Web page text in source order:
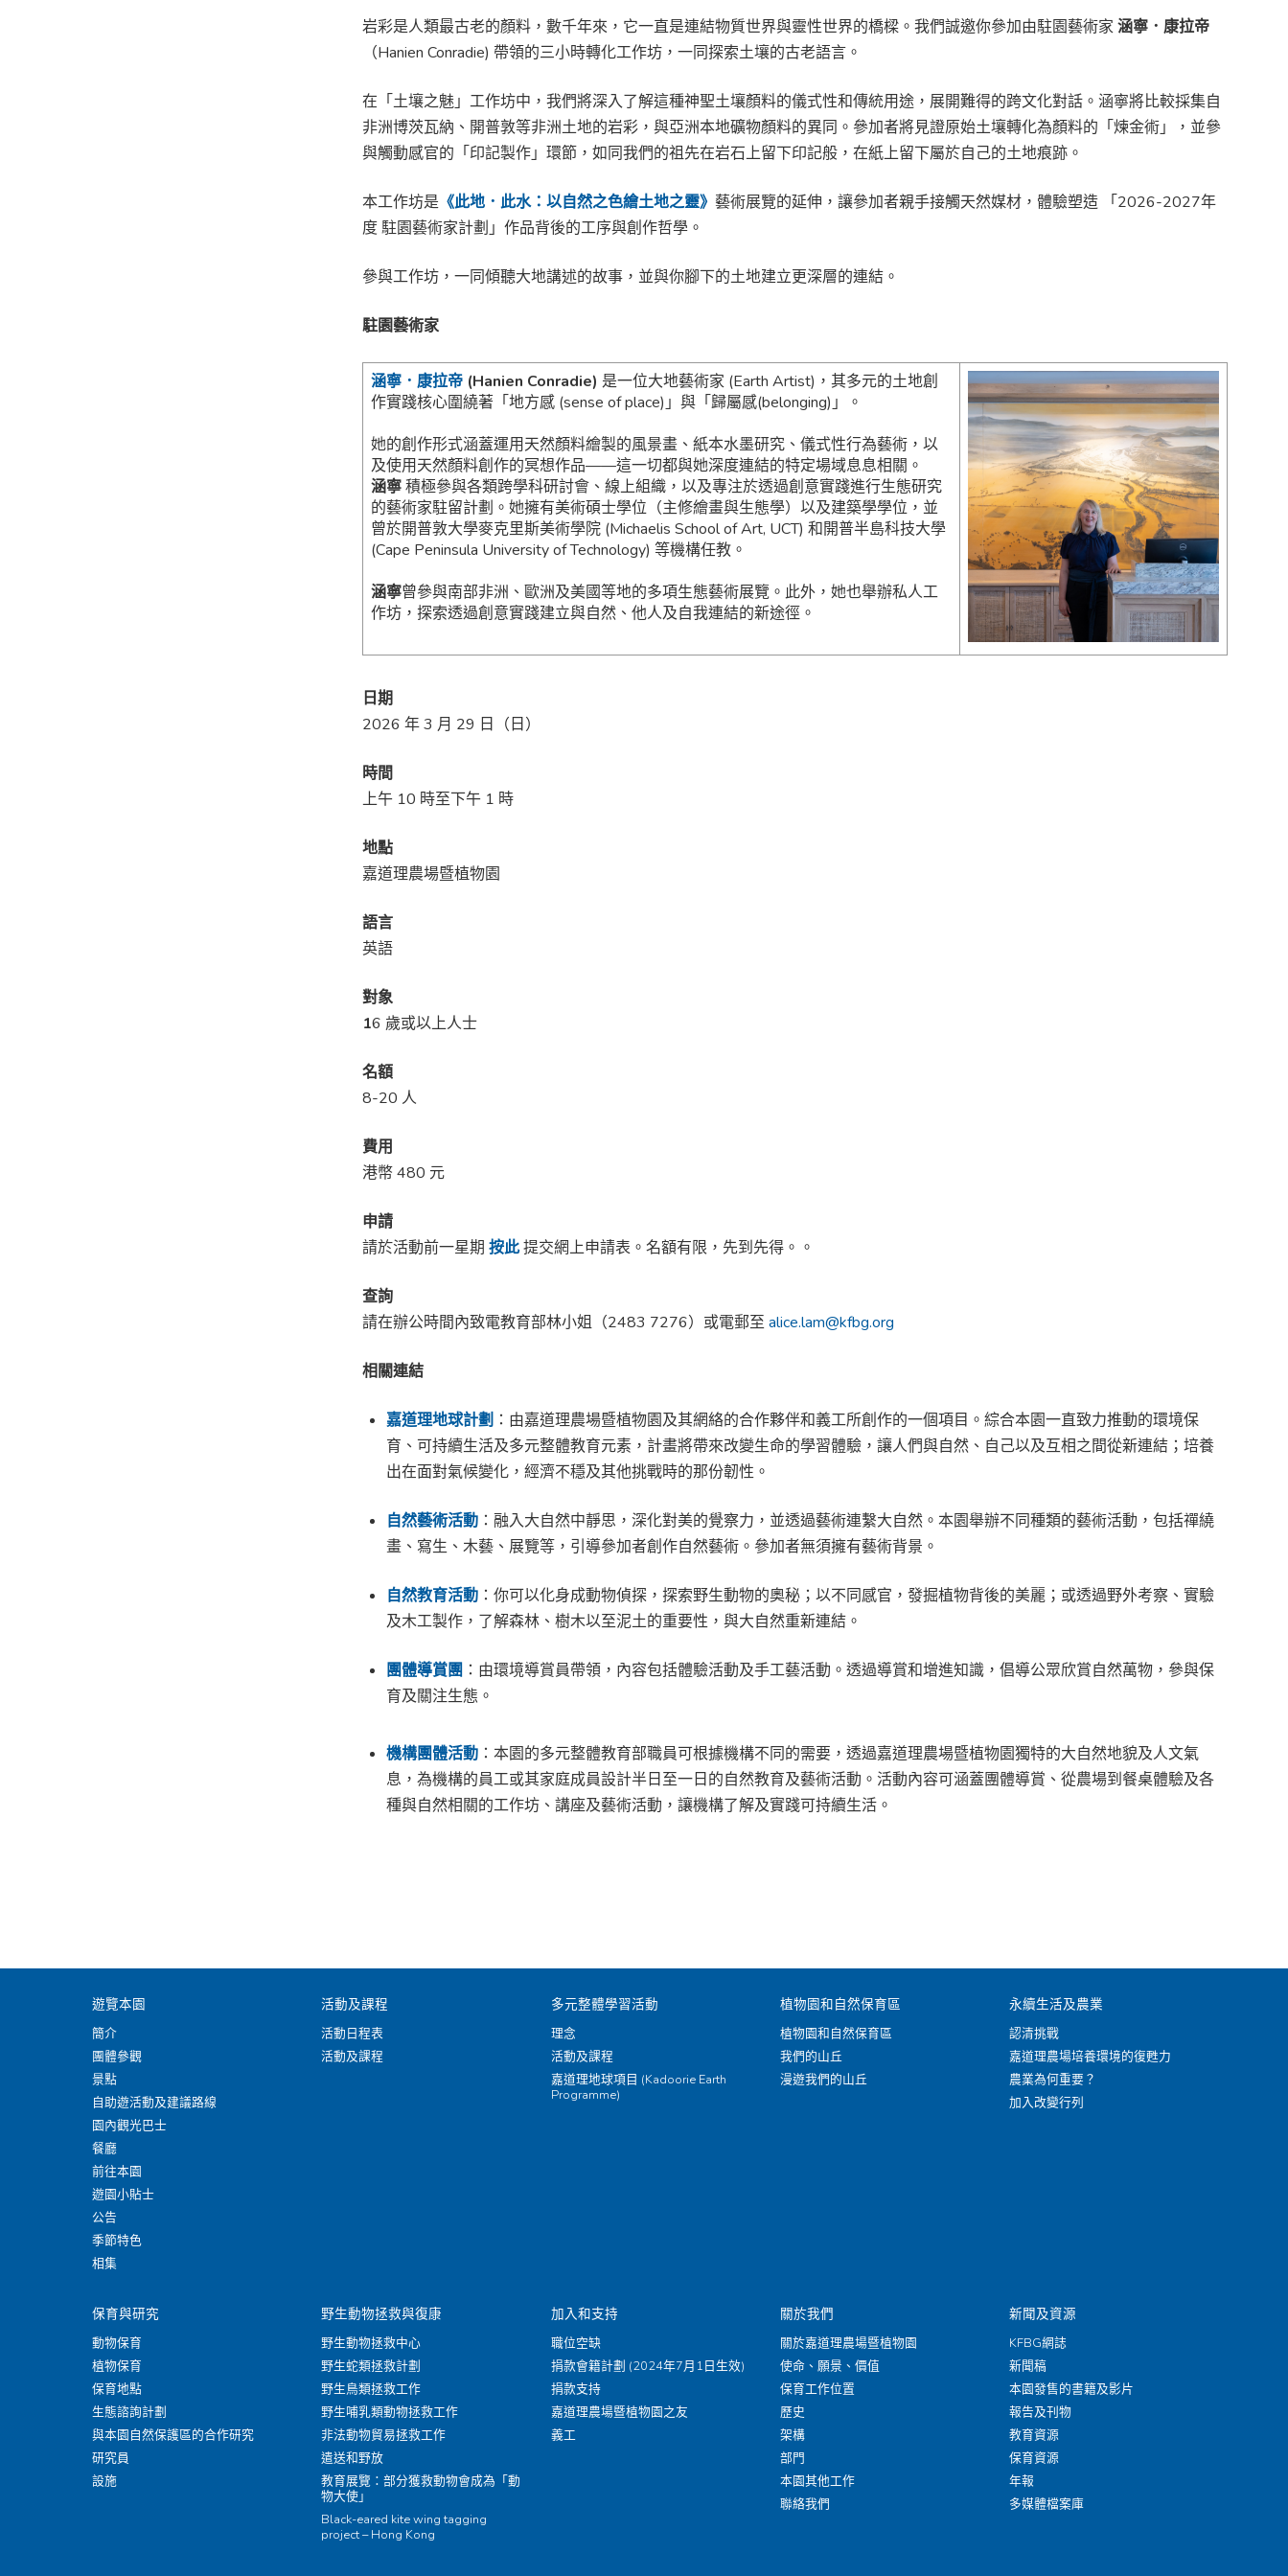
岩彩是人類最古老的顏料，數千年來，它一直是連結物質世界與靈性世界的橋樑。我們誠邀你參加由駐園藝術家涵寧．康拉帝
（Hanien Conradie) 帶領的三小時轉化工作坊，一同探索土壤的古老語言。
在「土壤之魅」工作坊中，我們將深入了解這種神聖土壤顏料的儀式性和傳統用途，展開難得的跨文化對話。涵寧將比較採集自
非洲博茨瓦納、開普敦等非洲土地的岩彩，與亞洲本地礦物顏料的異同。參加者將見證原始土壤轉化為顏料的「煉金術」，並參
與觸動感官的「印記製作」環節，如同我們的祖先在岩石上留下印記般，在紙上留下屬於自己的土地痕跡。
本工作坊是 《此地．此水：以自然之色繪土地之靈》 藝術展覽的延伸，讓參加者親手接觸天然媒材，體驗塑造 「2026-2027年
度 駐園藝術家計劃」作品背後的工序與創作哲學。
參與工作坊，一同傾聽大地講述的故事，並與你腳下的土地建立更深層的連結。
駐園藝術家
涵寧．康拉帝 (Hanien Conradie) 是一位大地藝術家 (Earth Artist)，其多元的土地創
作實踐核心圍繞著「地方感 (sense of place)」與「歸屬感(belonging)」。
她的創作形式涵蓋運用天然顏料繪製的風景畫、紙本水墨研究、儀式性行為藝術，以
及使用天然顏料創作的冥想作品——這一切都與她深度連結的特定場域息息相關。
涵寧積極參與各類跨學科研討會、線上組織，以及專注於透過創意實踐進行生態研究
的藝術家駐留計劃。她擁有美術碩士學位（主修繪畫與生態學）以及建築學學位，並
曾於開普敦大學麥克里斯美術學院 (Michaelis School of Art, UCT) 和開普半島科技大學
(Cape Peninsula University of Technology) 等機構任教。
涵寧曾參與南部非洲、歐洲及美國等地的多項生態藝術展覽。此外，她也舉辦私人工
作坊，探索透過創意實踐建立與自然、他人及自我連結的新途徑。
日期
2026 年 3 月 29 日（日）
時間
上午 10 時至下午 1 時
地點
嘉道理農場暨植物園
語言
英語
對象
16 歲或以上人士
名額
8-20 人
費用
港幣 480 元
申請
請於活動前一星期 按此提交網上申請表。名額有限，先到先得。。
查詢
請在辦公時間內致電教育部林小姐（2483 7276）或電郵至alice.lam@kfbg.org
相關連結
嘉道理地球計劃 ：由嘉道理農場暨植物園及其網絡的合作夥伴和義工所創作的一個項目。綜合本園一直致力推動的環境保
育、可持續生活及多元整體教育元素，計畫將帶來改變生命的學習體驗，讓人們與自然、自己以及互相之間從新連結；培養
出在面對氣候變化，經濟不穩及其他挑戰時的那份韌性。
自然藝術活動 ：融入大自然中靜思，深化對美的覺察力，並透過藝術連繫大自然。本園舉辦不同種類的藝術活動，包括禪繞
畫、寫生、木藝、展覽等，引導參加者創作自然藝術。參加者無須擁有藝術背景。
自然教育活動 ：你可以化身成動物偵探，探索野生動物的奧秘；以不同感官，發掘植物背後的美麗；或透過野外考察、實驗
及木工製作，了解森林、樹木以至泥土的重要性，與大自然重新連結。
團體導賞團 ：由環境導賞員帶領，內容包括體驗活動及手工藝活動。透過導賞和增進知識，倡導公眾欣賞自然萬物，參與保
育及關注生態。
機構團體活動 ：本園的多元整體教育部職員可根據機構不同的需要，透過嘉道理農場暨植物園獨特的大自然地貌及人文氣
息，為機構的員工或其家庭成員設計半日至一日的自然教育及藝術活動。活動內容可涵蓋團體導賞、從農場到餐桌體驗及各
種與自然相關的工作坊、講座及藝術活動，讓機構了解及實踐可持續生活。
遊覽本園
簡介
團體參觀
景點
自助遊活動及建議路線
園內觀光巴士
餐廳
前往本園
遊園小貼士
公告
季節特色
相集
活動及課程
活動日程表
活動及課程
多元整體學習活動
理念
活動及課程
嘉道理地球項目 (Kadoorie Earth
Programme)
植物園和自然保育區
植物園和自然保育區
我們的山丘
漫遊我們的山丘
永續生活及農業
認清挑戰
嘉道理農場培養環境的復甦力
農業為何重要？
加入改變行列
保育與研究
動物保育
植物保育
保育地點
生態諮詢計劃
與本園自然保護區的合作研究
研究員
設施
野生動物拯救與復康
野生動物拯救中心
野生蛇類拯救計劃
野生鳥類拯救工作
野生哺乳類動物拯救工作
非法動物貿易拯救工作
遣送和野放
教育展覽：部分獲救動物會成為「動
物大使」
Black-eared kite wing tagging
project – Hong Kong
加入和支持
職位空缺
捐款會籍計劃 (2024年7月1日生效)
捐款支持
嘉道理農場暨植物園之友
義工
關於我們
關於嘉道理農場暨植物園
使命、願景、價值
保育工作位置
歷史
架構
部門
本園其他工作
聯絡我們
新聞及資源
KFBG網誌
新聞稿
本園發售的書籍及影片
報告及刊物
教育資源
保育資源
年報
多媒體檔案庫